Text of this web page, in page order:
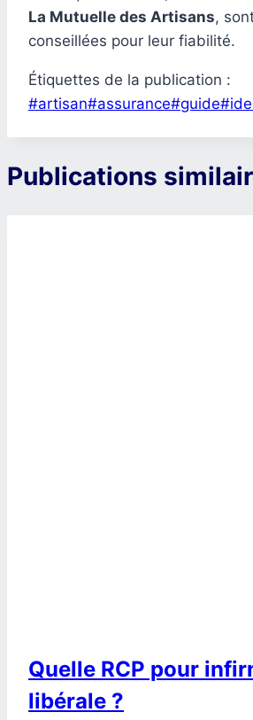
La Mutuelle des Artisans,
conseillées pour leur fiabilité.
Étiquettes de la publication :
#artisan#assurance#guide#
Publications
Quelle RCP pour
libérale ?